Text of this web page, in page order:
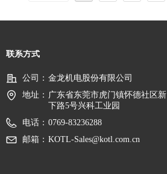
联系方式
公司： 金龙机电股份有限公司
地址： 广东省东莞市虎门镇怀德社区新
下路5号兴科工业园
电话： 0769-83236288
邮箱： KOTL-Sales@kotl.com.cn